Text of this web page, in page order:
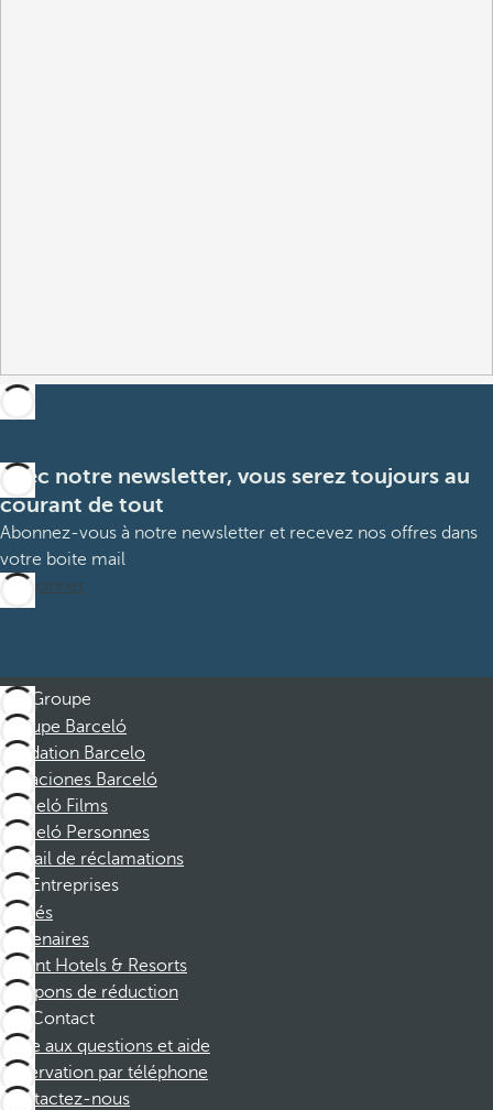
Avec notre newsletter, vous serez toujours au
courant de tout
Abonnez-vous à notre newsletter et recevez nos offres dans
votre boite mail
M’abonner
Groupe
Groupe Barceló
Fondation Barcelo
Vacaciones Barceló
Barceló Films
Barceló Personnes
Portail de réclamations
Entreprises
Affiliés
Partenaires
Dorint Hotels & Resorts
Coupons de réduction
Contact
Foire aux questions et aide
Réservation par téléphone
Contactez-nous